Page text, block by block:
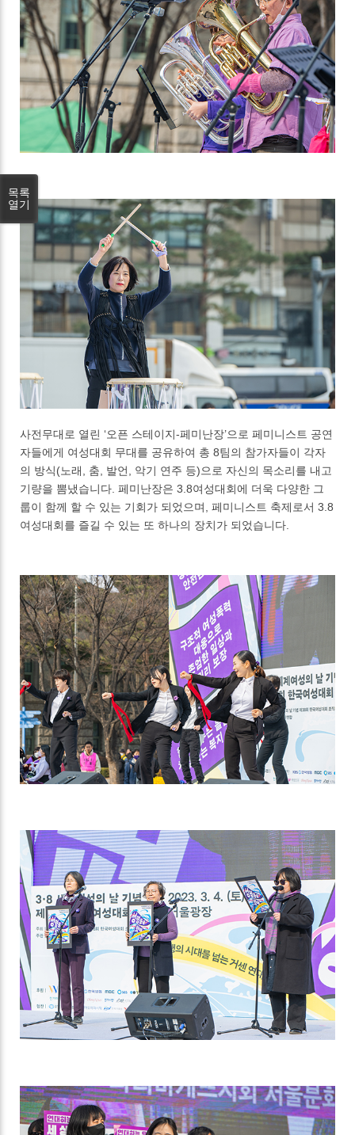
사전무대로 열린 ‘오픈 스테이지-페미난장’으로 페미니스트 공연
자들에게 여성대회 무대를 공유하여 총 8팀의 참가자들이 각자
의 방식(노래, 춤, 발언, 악기 연주 등)으로 자신의 목소리를 내고
기량을 뽐냈습니다. 페미난장은 3.8여성대회에 더욱 다양한 그
룹이 함께 할 수 있는 기회가 되었으며, 페미니스트 축제로서 3.8
여성대회를 즐길 수 있는 또 하나의 장치가 되었습니다.
목록
열기